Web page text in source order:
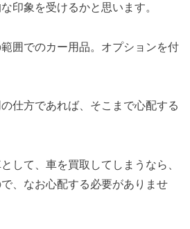
印象を受けるかと思います。
囲でのカー用品。オプションを付
仕方であれば、そこまで心配する
して、車を買取してしまうなら、
、なお心配する必要がありませ